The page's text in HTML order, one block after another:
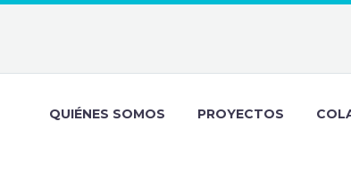
QUIÉNES SOMOS PROYECTOS